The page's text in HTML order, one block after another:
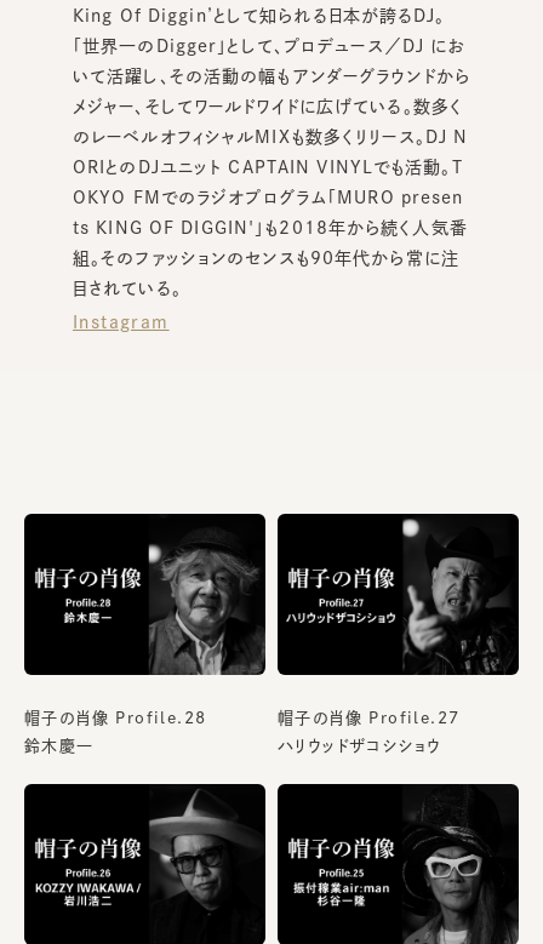
King Of Diggin’として知られる日本が誇るDJ。
「世界一のDigger」として、プロデュース／DJ にお
いて活躍し、その活動の幅もアンダーグラウンドから
メジャー、そしてワールドワイドに広げている。数多く
のレーベルオフィシャルMIXも数多くリリース。DJ N
ORIとのDJユニット CAPTAIN VINYLでも活動。T
OKYO FMでのラジオプログラム「MURO presen
ts KING OF DIGGIN'」も2018年から続く人気番
組。そのファッションのセンスも90年代から常に注
目されている。
Instagram
帽子の肖像 Profile.28
鈴木慶一
帽子の肖像 Profile.27
ハリウッドザコシショウ